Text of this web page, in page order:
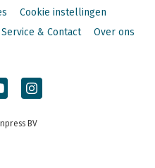
Cookie instellingen
Service & Contact Over ons
BV